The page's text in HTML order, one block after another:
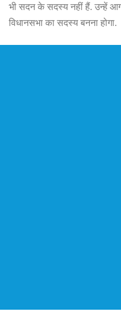
भी सदन के सदस्य नहीं हैं. उन्हें
विधानसभा का सदस्य बनना होगा.